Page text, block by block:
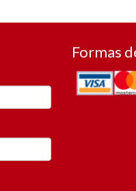
Formas